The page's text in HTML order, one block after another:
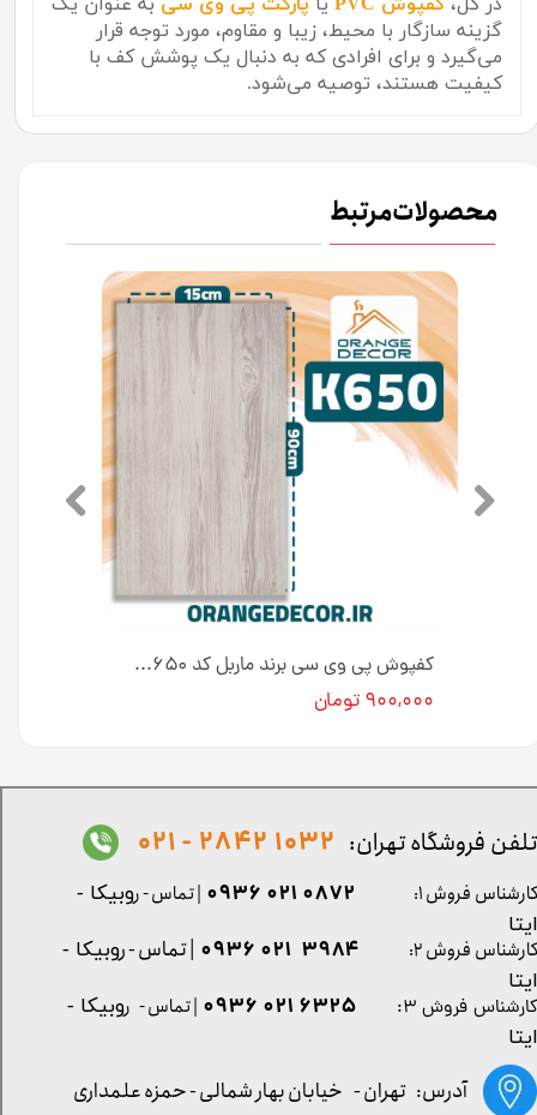
گزینه سازگار با محیط، زیبا و مقاوم، مورد توجه قرار
می‌گیرد و برای افرادی که به دنبال یک پوشش کف با
کیفیت هستند، توصیه می‌شود.
محصولات مرتبط
کفپوش پی وی سی برند ماربل کد K۶۵۰ عرض ۱۵ سانت [انبار تهران]
۹۰۰,۰۰۰ تومان
کارشناس فروش ۳: ۶۳۲۵ ۰۲۱ ۰۹۳۶ | تماس - روبیکا -
ایتا
آدرس: تهران - خیابان بهار شمالی - حمزه علمداری
تلفن فروشگاه تهران: 1032 2842 - 021
کارشناس فروش ۱: 0872 021 0936 | تماس - روبیکا -
ایتا
کارشناس فروش ۲:
۳۹۸۴ ۰۲۱ ۰۹۳۶ | تماس - روبیکا -
ایتا